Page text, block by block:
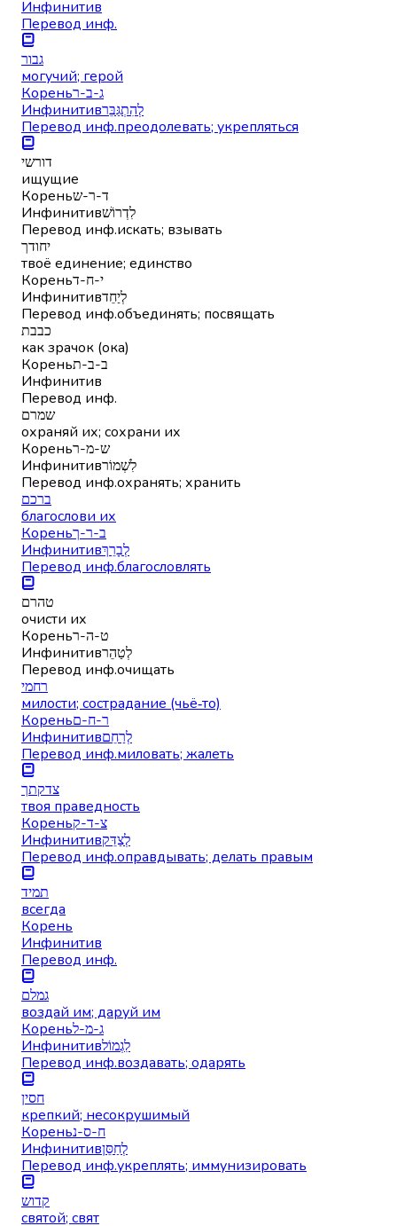
Инфинитив
Перевод инф.
גבור
могучий; герой
Кореньג-ב-ר
Инфинитивלְהִתְגַּבֵּר
Перевод инф.преодолевать; укрепляться
דורשי
ищущие
Кореньד-ר-ש
Инфинитивלִדְרוֹשׁ
Перевод инф.искать; взывать
יחודך
твоё единение; единство
Кореньי-ח-ד
Инфинитивלְיַחֵד
Перевод инф.объединять; посвящать
כבבת
как зрачок (ока)
Кореньב-ב-ת
Инфинитив
Перевод инф.
שמרם
охраняй их; сохрани их
Кореньש-מ-ר
Инфинитивלִשְׁמוֹר
Перевод инф.охранять; хранить
ברכם
благослови их
Кореньב-ר-ך
Инфинитивלְבָרֵךְ
Перевод инф.благословлять
טהרם
очисти их
Кореньט-ה-ר
Инфинитивלְטַהֵר
Перевод инф.очищать
רחמי
милости; сострадание (чьё‑то)
Кореньר-ח-ם
Инфинитивלְרַחֵם
Перевод инф.миловать; жалеть
צדקתך
твоя праведность
Кореньצ-ד-ק
Инфинитивלְצַדֵּק
Перевод инф.оправдывать; делать правым
תמיד
всегда
Корень
Инфинитив
Перевод инф.
גמלם
воздай им; даруй им
Кореньג-מ-ל
Инфинитивלִגְמוֹל
Перевод инф.воздавать; одарять
חסין
крепкий; несокрушимый
Кореньח-ס-נ
Инфинитивלְחַסֵּן
Перевод инф.укреплять; иммунизировать
קדוש
святой; свят